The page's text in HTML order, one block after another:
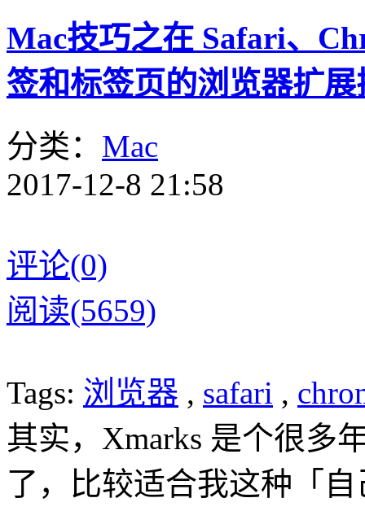
Mac技巧之在 Safari、
签和标签页的浏览器扩
分类： Mac
2017-12-8 21:58
评论(0)
阅读(5659)
Tags: 浏览器 , safari ,
其实，Xmarks 是个很多
了，比较适合我这种「